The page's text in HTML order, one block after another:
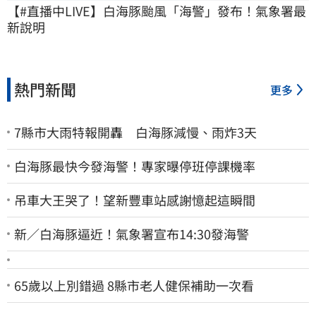
【#直播中LIVE】白海豚颱風「海警」發布！氣象署最
新說明
熱門新聞 更多
7縣市大雨特報開轟 白海豚減慢、雨炸3天
白海豚最快今發海警！專家曝停班停課機率
吊車大王哭了！望新豐車站感謝憶起這瞬間
新／白海豚逼近！氣象署宣布14:30發海警
65歲以上別錯過 8縣市老人健保補助一次看